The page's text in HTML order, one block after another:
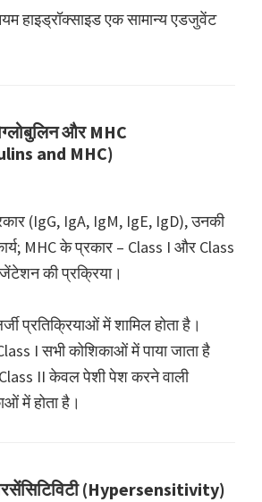
हाइड्रॉक्साइड एक सामान्य एडजुवेंट
और MHC
and MHC)
(IgG, IgA, IgM, IgE, IgD), उनकी
MHC के प्रकार – Class I और Class
की प्रक्रिया।
प्रतिक्रियाओं में शामिल होता है।
I सभी कोशिकाओं में पाया जाता है
II केवल पेशी पेश करने वाली
में होता है।
(Hypersensitivity)